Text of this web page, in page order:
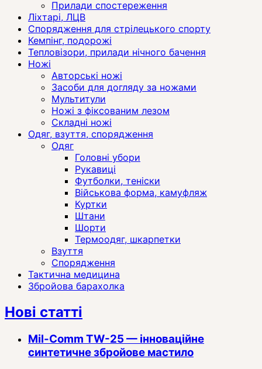
Прилади спостереження
Ліхтарі, ЛЦВ
Спорядження для стрілецького спорту
Кемпінг, подорожі
Тепловізори, прилади нічного бачення
Ножі
Авторські ножі
Засоби для догляду за ножами
Мультитули
Ножі з фіксованим лезом
Складні ножі
Одяг, взуття, спорядження
Одяг
Головні убори
Рукавиці
Футболки, теніски
Військова форма, камуфляж
Куртки
Штани
Шорти
Термоодяг, шкарпетки
Взуття
Спорядження
Тактична медицина
Збройова барахолка
Нові статті
Mil-Comm TW-25 — інноваційне
синтетичне збройове мастило